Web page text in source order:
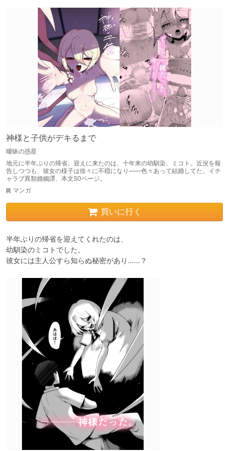
神様と子供がデキるまで
曖昧の惑星
地元に半年ぶりの帰省。迎えに来たのは、十年来の幼馴染、ミコト。近況を報
告しつつも、彼女の様子は徐々に不穏になり――色々あって結婚してた。イチ
ャラブ異類婚姻譚、本文50ページ。
マンガ
買いに行く
半年ぶりの帰省を迎えてくれたのは、
幼馴染のミコトでした。
彼女には主人公すら知らぬ秘密があり……？